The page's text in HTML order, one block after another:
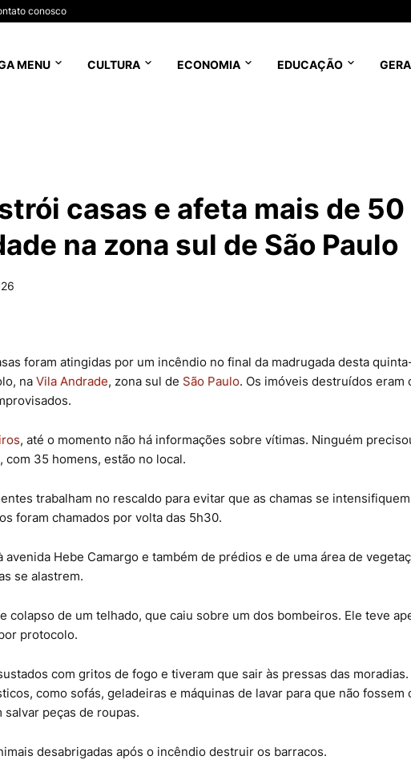
conosco
MENU CULTURA ECONOMIA EDUCAÇÃO
casas e afeta mais de
na zona sul de São Paulo
foram atingidas por um incêndio no final da madrugada desta
na Vila Andrade, zona sul de São Paulo. Os imóveis destruídos eram
, até o momento não há informações sobre vítimas. Ninguém
com 35 homens, estão no local.
trabalham no rescaldo para evitar que as chamas se
foram chamados por volta das 5h30.
avenida Hebe Camargo e também de prédios e de uma área de
se alastrem.
colapso de um telhado, que caiu sobre um dos bombeiros. Ele teve
protocolo.
com gritos de fogo e tiveram que sair às pressas das
como sofás, geladeiras e máquinas de lavar para que não fossem
peças de roupas.
desabrigadas após o incêndio destruir os barracos.